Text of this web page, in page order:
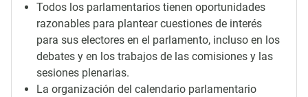
Todos los parlamentarios tienen oportunidades
razonables para plantear cuestiones de interés
para sus electores en el parlamento, incluso en los
debates y en los trabajos de las comisiones y las
sesiones plenarias.
La organización del calendario parlamentario